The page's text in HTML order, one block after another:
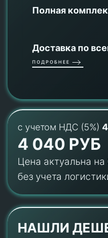
Полная
Доставка по
ПОДРОБНЕЕ
с учетом НДС (5%)
4 040 РУБ
Цена актуальна
без учета
НАШЛИ